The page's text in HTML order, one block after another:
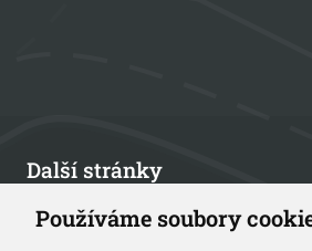
Používáme soubory
Další stránky
Články